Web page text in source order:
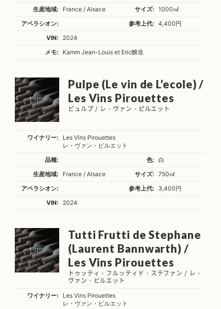
生産地域: France / Alsace サイズ:
1000㎖
アペラシオン:
参考上代:
4,400円
VIN:
2024
メモ:
Kamm Jean-Louis et Eric醸造
Pulpe (Le vin de L’ecole) /
Les Vins Pirouettes
ピュルプ / レ・ヴァン・ピルエット
ワイナリー:
Les Vins Pirouettes
レ・ヴァン・ピルエット
品種:
色:
白
生産地域:
France / Alsace サイズ:
750㎖
アペラシオン:
参考上代:
3,400円
VIN:
2024
Tutti Frutti de Stephane
(Laurent Bannwarth) /
Les Vins Pirouettes
トゥッティ・フルッティド・ステファン / レ・
ヴァン・ピルエット
ワイナリー:
Les Vins Pirouettes
レ・ヴァン・ピルエット